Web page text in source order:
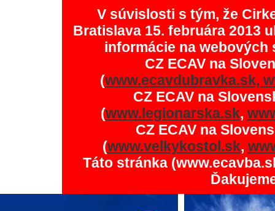
V súvislosti s tým, že
Bratislava 15. februára 2013
informácie na
CZ ECAV na
(www.ecavdubravka.sk,
CZ ECAV na
(www.legionarska.sk,
CZ ECAV na
(www.velkykostol.sk,
Táto stránka